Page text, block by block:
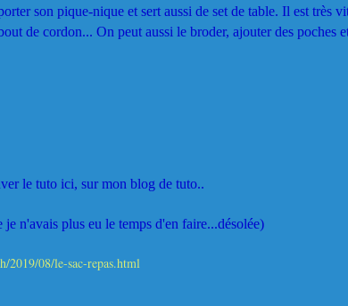
son pique-nique et sert aussi de set de table. Il est très
de cordon... On peut aussi le broder, ajouter des poches
le tuto ici, sur mon blog de tuto..
n'avais plus eu le temps d'en faire...désolée)
2019/08/le-sac-repas.html